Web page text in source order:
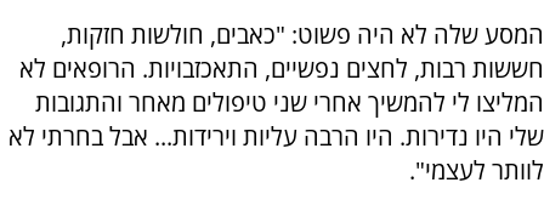
המסע שלה לא היה פשוט: "כאבים, חולשות חזקות,
חששות רבות, לחצים נפשיים, התאכזבויות. הרופאים לא
המליצו לי להמשיך אחרי שני טיפולים מאחר והתגובות
שלי היו נדירות. היו הרבה עליות וירידות... אבל בחרתי לא
לוותר לעצמי".